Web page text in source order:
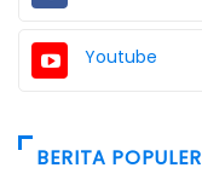
Youtube
BERITA POPULER